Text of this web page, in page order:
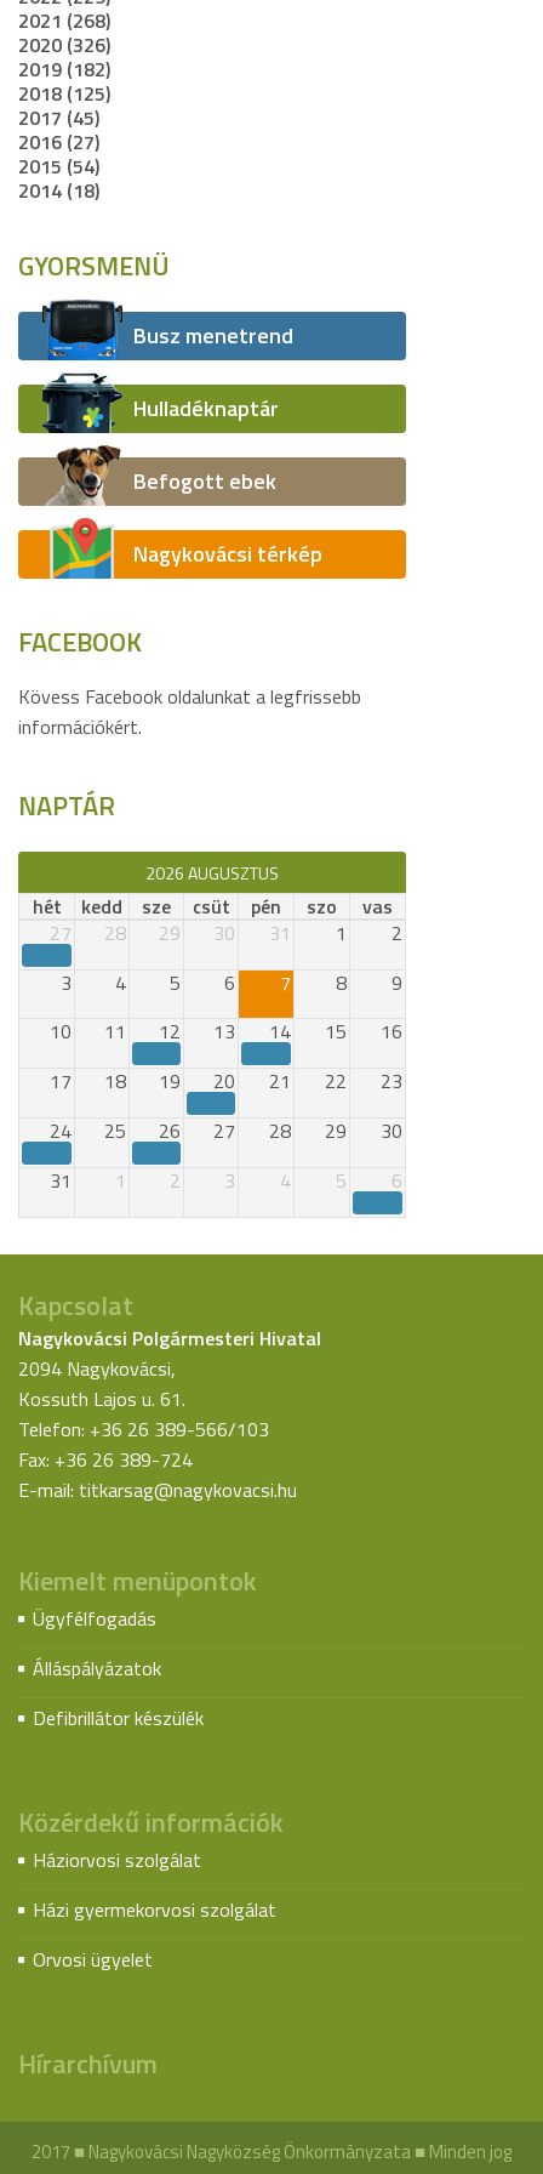
2021 (268)
2020 (326)
2019 (182)
2018 (125)
2017 (45)
2016 (27)
2015 (54)
2014 (18)
GYORSMENÜ
Busz menetrend
Hulladéknaptár
Befogott ebek
Nagykovácsi térkép
FACEBOOK
Kövess Facebook oldalunkat a legfrissebb
információkért.
NAPTÁR
2026 AUGUSZTUS
hét kedd sze csüt pén szo
vas
27
28 29 30 31 1
2
3
4 5 6 7 8
9
10
11 12 13 14 15
16
17
18 19 20 21 22
23
24
25 26 27 28 29
30
31
1 2 3 4 5 6
Kapcsolat
Nagykovácsi Polgármesteri Hivatal
2094 Nagykovácsi,
Kossuth Lajos u. 61.
Telefon: +36 26 389-566/103
Fax: +36 26 389-724
E-mail: titkarsag@nagykovacsi.hu
Kiemelt menüpontok
Ügyfélfogadás
Álláspályázatok
Defibrillátor készülék
Közérdekű információk
Háziorvosi szolgálat
Házi gyermekorvosi szolgálat
Orvosi ügyelet
Hírarchívum
2017 ■ Nagykovácsi Nagyközség Önkormányzata ■ Minden jog